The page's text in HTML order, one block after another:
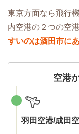
東京方面なら飛行
内空港の２つの空
すいのは酒田市に
空港
羽田空港/成田